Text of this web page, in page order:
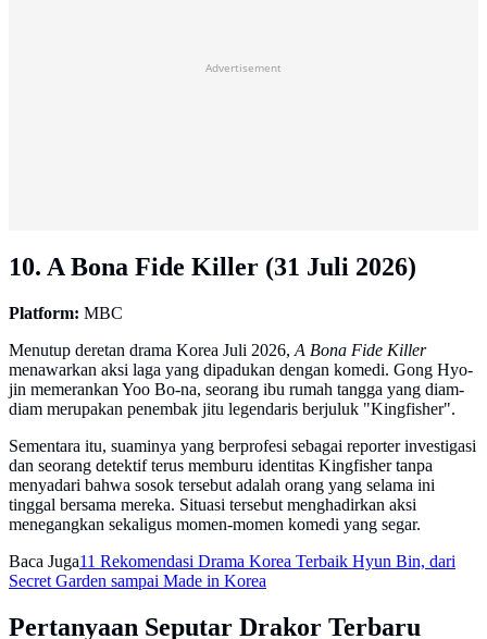
Advertisement
10. A Bona Fide Killer (31 Juli 2026)
Platform: MBC
Menutup deretan drama Korea Juli 2026, A Bona Fide Killer
menawarkan aksi laga yang dipadukan dengan komedi. Gong Hyo-
jin memerankan Yoo Bo-na, seorang ibu rumah tangga yang diam-
diam merupakan penembak jitu legendaris berjuluk "Kingfisher".
Sementara itu, suaminya yang berprofesi sebagai reporter investigasi
dan seorang detektif terus memburu identitas Kingfisher tanpa
menyadari bahwa sosok tersebut adalah orang yang selama ini
tinggal bersama mereka. Situasi tersebut menghadirkan aksi
menegangkan sekaligus momen-momen komedi yang segar.
Baca Juga11 Rekomendasi Drama Korea Terbaik Hyun Bin, dari
Secret Garden sampai Made in Korea
Pertanyaan Seputar Drakor Terbaru